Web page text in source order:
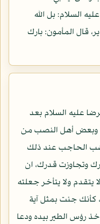
السلام: بل الله
قال المأمون: بارك
عليه السلام بعد
وبعض أهل النصب من
الحاجب عند ذلك
وتجاوزت قدرك، ان
يتقدم ولا يتأخر جعلته
كأنك جئت بمثل آية
رؤس الطير بيده ودعا